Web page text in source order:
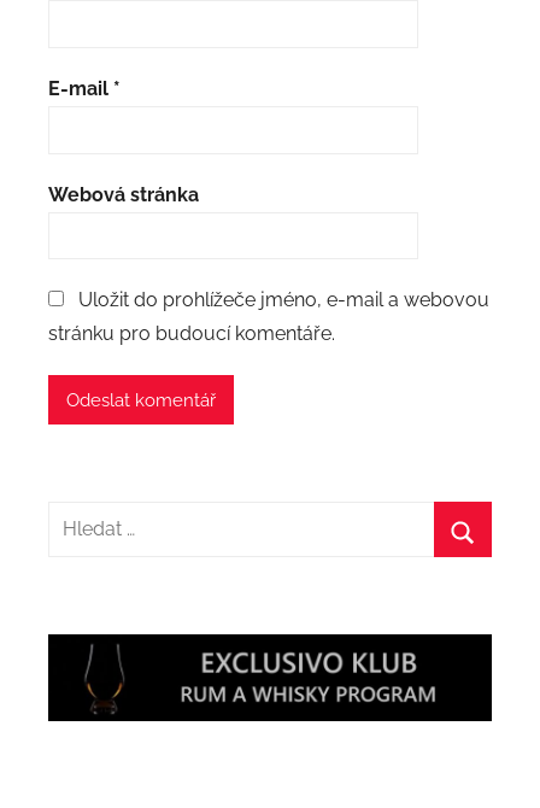
E-mail *
Webová stránka
Uložit do prohlížeče jméno, e-mail a webovou
stránku pro budoucí komentáře.
Hledat: